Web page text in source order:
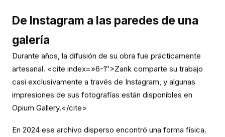
De Instagram a las paredes de una
galería
Durante años, la difusión de su obra fue prácticamente
artesanal. <cite index=»6-1″>Zank comparte su trabajo
casi exclusivamente a través de Instagram, y algunas
impresiones de sus fotografías están disponibles en
Opium Gallery.</cite>
En 2024 ese archivo disperso encontró una forma física.